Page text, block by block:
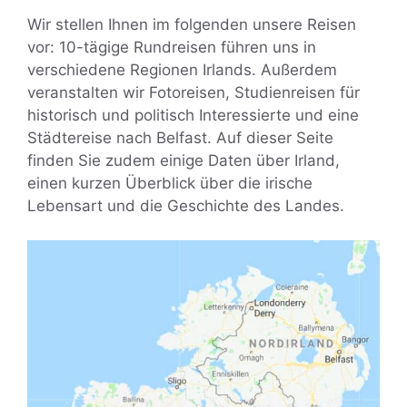
Wir stellen Ihnen im folgenden unsere Reisen
vor: 10-tägige Rundreisen führen uns in
verschiedene Regionen Irlands. Außerdem
veranstalten wir Fotoreisen, Studienreisen für
historisch und politisch Interessierte und eine
Städtereise nach Belfast. Auf dieser Seite
finden Sie zudem einige Daten über Irland,
einen kurzen Überblick über die irische
Lebensart und die Geschichte des Landes.